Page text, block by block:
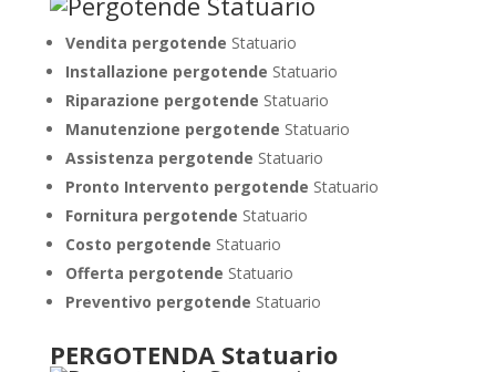
Vendita pergotende Statuario
Installazione pergotende Statuario
Riparazione pergotende Statuario
Manutenzione pergotende Statuario
Assistenza pergotende Statuario
Pronto Intervento pergotende Statuario
Fornitura pergotende Statuario
Costo pergotende Statuario
Offerta pergotende Statuario
Preventivo pergotende Statuario
PERGOTENDA Statuario